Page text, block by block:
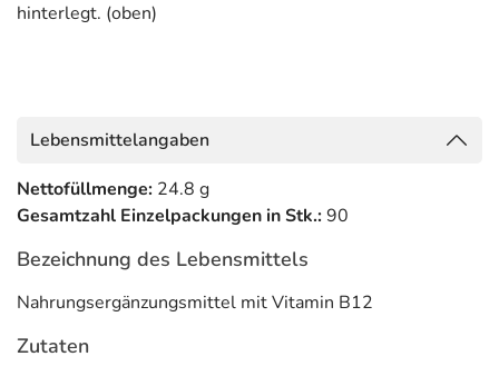
hinterlegt. (oben)
Lebensmittelangaben
Nettofüllmenge: 24.8 g
Gesamtzahl Einzelpackungen in Stk.:90
Bezeichnung des Lebensmittels
Nahrungsergänzungsmittel mit Vitamin B12
Zutaten